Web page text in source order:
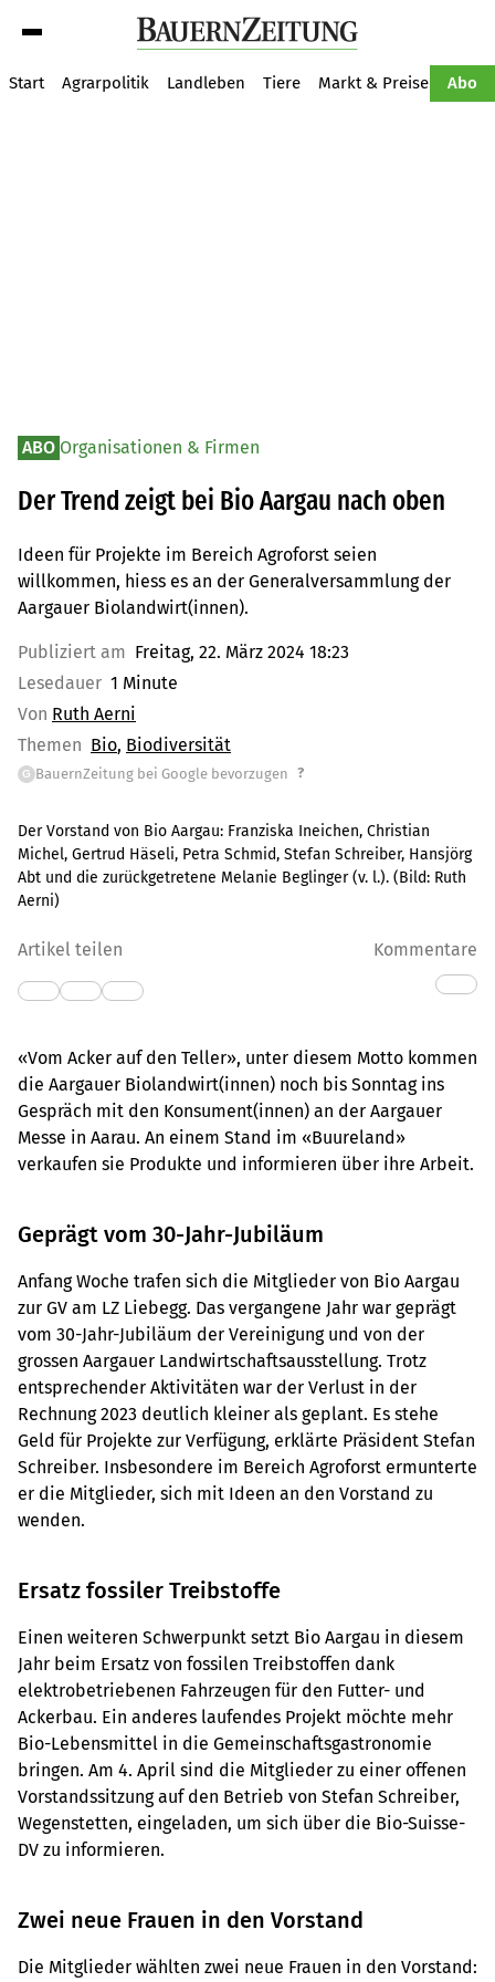
Start Agrarpolitik Landleben Tiere Markt & Preise Abo
ABO Organisationen & Firmen
Der Trend zeigt bei Bio Aargau nach oben
Ideen für Projekte im Bereich Agroforst seien
willkommen, hiess es an der Generalversammlung der
Aargauer Biolandwirt(innen).
Publiziert am Freitag, 22. März 2024 18:23
Lesedauer 1 Minute
Von Ruth Aerni
Themen Bio Biodiversität
G BauernZeitung bei Google bevorzugen ?
Der Vorstand von Bio Aargau: Franziska Ineichen, Christian
Michel, Gertrud Häseli, Petra Schmid, Stefan Schreiber, Hansjörg
Abt und die zurückgetretene Melanie Beglinger (v. l.). (Bild: Ruth
Aerni)
Artikel teilen Kommentare
«Vom Acker auf den Teller», unter diesem Motto kommen
die Aargauer Biolandwirt(innen) noch bis Sonntag ins
Gespräch mit den Konsument(innen) an der Aargauer
Messe in Aarau. An einem Stand im «Buureland»
verkaufen sie Produkte und informieren über ihre Arbeit.
Geprägt vom 30-Jahr-Jubiläum
Anfang Woche trafen sich die Mitglieder von Bio Aargau
zur GV am LZ Liebegg. Das vergangene Jahr war geprägt
vom 30-Jahr-Jubiläum der Vereinigung und von der
grossen Aargauer Landwirtschaftsausstellung. Trotz
entsprechender Aktivitäten war der Verlust in der
Rechnung 2023 deutlich kleiner als geplant. Es stehe
Geld für Projekte zur Verfügung, erklärte Präsident Stefan
Schreiber. Insbesondere im Bereich Agroforst ermunterte
er die Mitglieder, sich mit Ideen an den Vorstand zu
wenden.
Ersatz fossiler Treibstoffe
Einen weiteren Schwerpunkt setzt Bio Aargau in diesem
Jahr beim Ersatz von fossilen Treibstoffen dank
elektrobetriebenen Fahrzeugen für den Futter- und
Ackerbau. Ein anderes laufendes Projekt möchte mehr
Bio-Lebensmittel in die Gemeinschaftsgastronomie
bringen. Am 4. April sind die Mitglieder zu einer offenen
Vorstandssitzung auf den Betrieb von Stefan Schreiber,
Wegenstetten, eingeladen, um sich über die Bio-Suisse-
DV zu informieren.
Zwei neue Frauen in den Vorstand
Die Mitglieder wählten zwei neue Frauen in den Vorstand: